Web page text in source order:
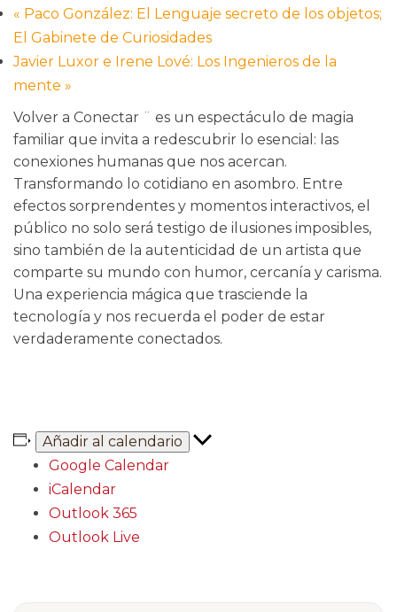
« Paco González: El Lenguaje secreto de los objetos;
El Gabinete de Curiosidades
Javier Luxor e Irene Lové: Los Ingenieros de la
mente »
Volver a Conectar ¨ es un espectáculo de magia
familiar que invita a redescubrir lo esencial: las
conexiones humanas que nos acercan.
Transformando lo cotidiano en asombro. Entre
efectos sorprendentes y momentos interactivos, el
público no solo será testigo de ilusiones imposibles,
sino también de la autenticidad de un artista que
comparte su mundo con humor, cercanía y carisma.
Una experiencia mágica que trasciende la
tecnología y nos recuerda el poder de estar
verdaderamente conectados.
Añadir al calendario
Google Calendar
iCalendar
Outlook 365
Outlook Live